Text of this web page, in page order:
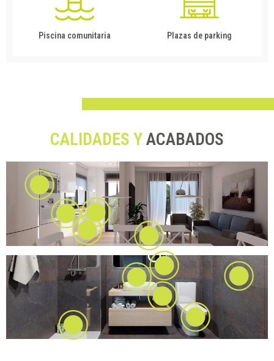
Piscina comunitaria Plazas de parking
CALIDADES YACABADOS